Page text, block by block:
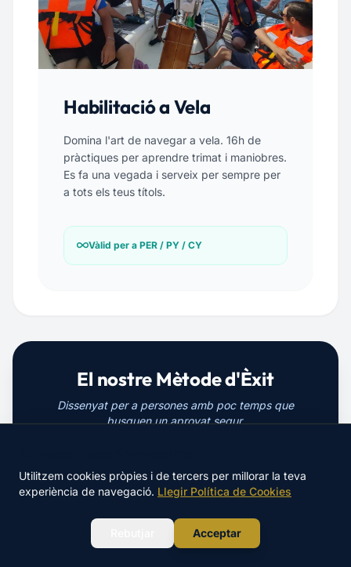
Habilitació a Vela
Domina l'art de navegar a vela. 16h de
pràctiques per aprendre trimat i maniobres.
Es fa una vegada i serveix per sempre per
a tots els teus títols.
Vàlid per a PER / PY / CY
El nostre Mètode d'Èxit
Dissenyat per a persones amb poc temps que
busquen un aprovat segur.
PLATAFORMA 24/7
interactiu actualitzat al 2026.
ÀUDIO-GUIES
Aprofita els teus viatges per
estudiar escoltant el temari.
Utilitzem cookies pròpies i de tercers per millorar la teva
experiència de navegació. Llegir Política de Cookies
Acceptar